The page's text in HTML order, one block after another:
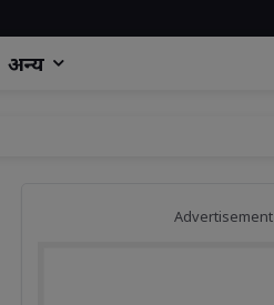
अन्य
Advertisement